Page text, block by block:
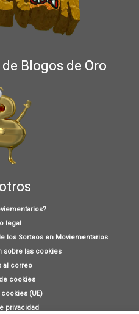
Blogos de Oro
legal
los Sorteos en Moviementarios
sobre las cookies
al correo
cookies
(UE)
privacidad